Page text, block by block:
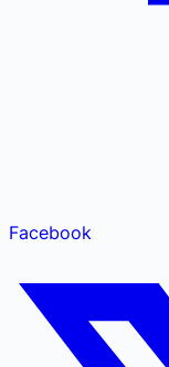
Facebook